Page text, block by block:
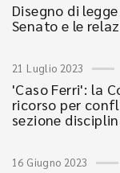
Disegno di
Senato e le
21 Luglio 2023
'Caso Ferri': la
ricorso per
sezione
16 Giugno 2023